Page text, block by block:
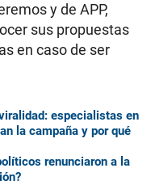
y de APP,
sus propuestas
en caso de ser
especialistas en
la campaña y por qué
renunciaron a la